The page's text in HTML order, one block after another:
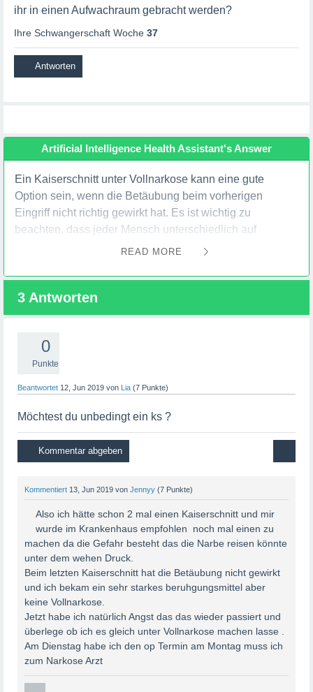
ihr in einen Aufwachraum gebracht werden?
Ihre Schwangerschaft Woche 37
Artificial Intelligence Health Assistant's Answer
Ein Kaiserschnitt unter Vollnarkose kann eine gute
Option sein, wenn die Betäubung beim vorherigen
Eingriff nicht richtig gewirkt hat. Es ist wichtig zu
beachten, dass jeder Mensch unterschiedlich auf
Narkose reagiert und die Erfahrungen daher variieren
Nach einem Kaiserschnitt unter Vollnarkose wacht man
normalerweise im Aufwachraum auf. Die Dauer des
sein. Einige Frauen können bereits kurz nach dem
Eingriff wieder vollständig wach und ansprechbar sein,
um aus der Narkose aufzuwachen.
Das medizinische Personal wird dich während des
Aufwachens überwachen und sicherstellen, dass du
stabil bist. Sie werden deine Vitalfunktionen überprüfen
du ausreichend wach bist und sich dein Zustand
stabilisiert hat, wirst du in ein Krankenzimmer gebracht.
Es ist wichtig zu beachten, dass es normal ist, nach einer
Vollnarkose noch etwas benommen oder müde zu sein.
Dies liegt daran, dass die Narkosemittel noch im Körper
wirken. Es kann einige Zeit dauern, bis sich der Körper
vollständig erholt hat und du dich wieder normal fühlst.
Wenn du Bedenken oder Fragen hast, solltest du diese
mit deinem Arzt besprechen. Sie können dir weitere
Informationen geben und deine individuellen Umstände
READ MORE
3 Antworten
0
Punkte
Beantwortet 12, Jun 2019 von Lia (7 Punkte)
Möchtest du unbedingt ein ks ?
Kommentiert 13, Jun 2019 von Jennyy (7 Punkte)
Also ich hätte schon 2 mal einen Kaiserschnitt und mir
wurde im Krankenhaus empfohlen noch mal einen zu
machen da die Gefahr besteht das die Narbe reisen könnte
unter dem wehen Druck.
Beim letzten Kaiserschnitt hat die Betäubung nicht gewirkt
und ich bekam ein sehr starkes beruhgungsmittel aber
keine Vollnarkose.
Jetzt habe ich natürlich Angst das das wieder passiert und
überlege ob ich es gleich unter Vollnarkose machen lasse .
Am Dienstag habe ich den op Termin am Montag muss ich
zum Narkose Arzt